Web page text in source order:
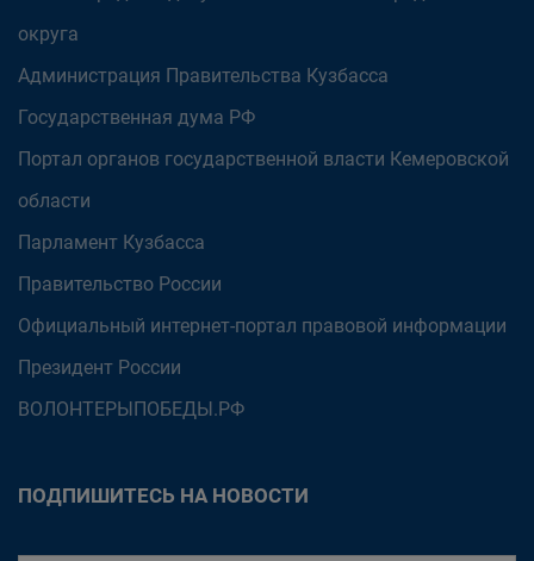
округа
Администрация Правительства Кузбасса
Государственная дума РФ
Портал органов государственной власти Кемеровской
области
Парламент Кузбасса
Правительство России
Официальный интернет-портал правовой информации
Президент России
ВОЛОНТЕРЫПОБЕДЫ.РФ
ПОДПИШИТЕСЬ НА НОВОСТИ